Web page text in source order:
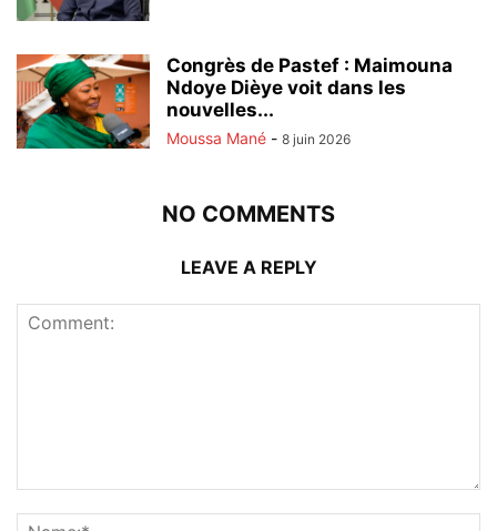
Congrès de Pastef : Maimouna
Ndoye Dièye voit dans les
nouvelles...
Moussa Mané - 8 juin 2026
NO COMMENTS
LEAVE A REPLY